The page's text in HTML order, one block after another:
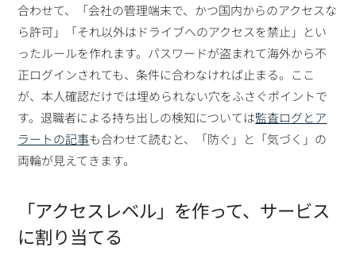
合わせて、「会社の管理端末で、かつ国内からのアクセスな
ら許可」「それ以外はドライブへのアクセスを禁止」とい
ったルールを作れます。パスワードが盗まれて海外から不
正ログインされても、条件に合わなければ止まる。ここ
が、本人確認だけでは埋められない穴をふさぐポイントで
す。退職者による持ち出しの検知については監査ログとア
ラートの記事も合わせて読むと、「防ぐ」と「気づく」の
両輪が見えてきます。
「アクセスレベル」を作って、サービス
に割り当てる